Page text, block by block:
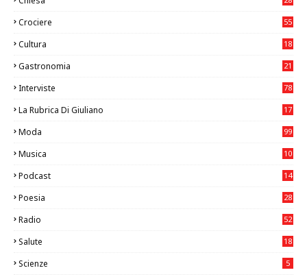
Crociere 55
Cultura
18
Gastronomia
21
Interviste 78
La Rubrica Di Giuliano
17
Moda 99
Musica
10
Podcast 14
Poesia 28
Radio 52
Salute
18
Scienze 5